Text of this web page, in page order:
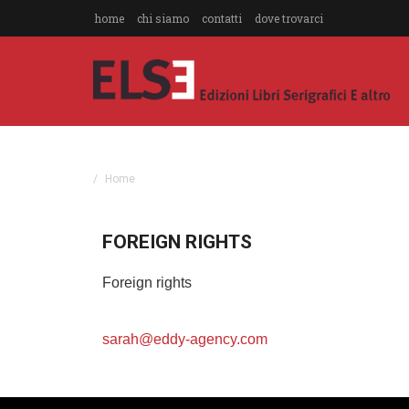
home chi siamo contatti dove trovarci
Home
FOREIGN RIGHTS
Foreign rights
sarah@eddy-agency.com